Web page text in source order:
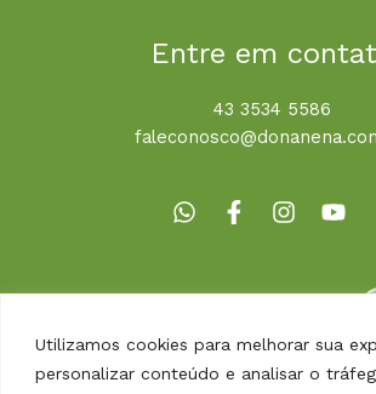
Utilizamos cookies para melhorar sua
personalizar conteúdo e analisar o
Entre em
43 3534 5586